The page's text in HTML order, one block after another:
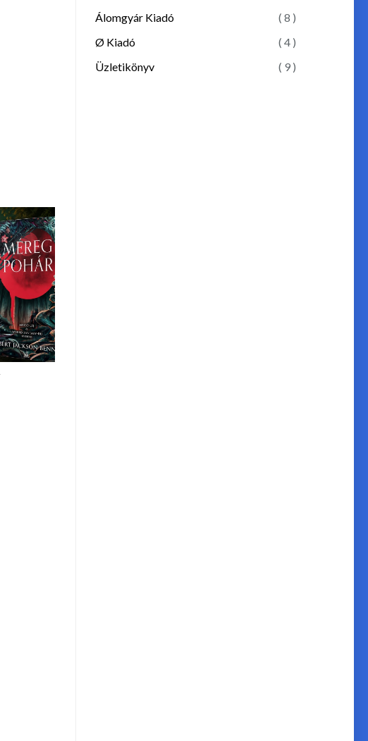
Álomgyár Kiadó
( 8 )
Ø Kiadó
( 4 )
Üzletikönyv
( 9 )